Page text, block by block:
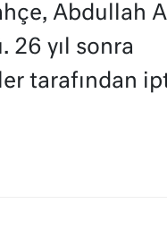
Abdullah
26 yıl sonra
tarafından